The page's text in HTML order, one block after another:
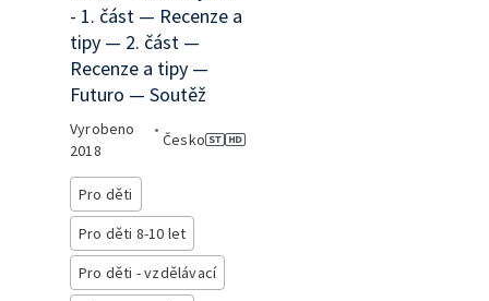
- 1. část — Recenze a
tipy — 2. část —
Recenze a tipy —
Futuro — Soutěž
Vyrobeno
2018
•
Česko
Pro děti
Pro děti 8-10 let
Pro děti - vzdělávací